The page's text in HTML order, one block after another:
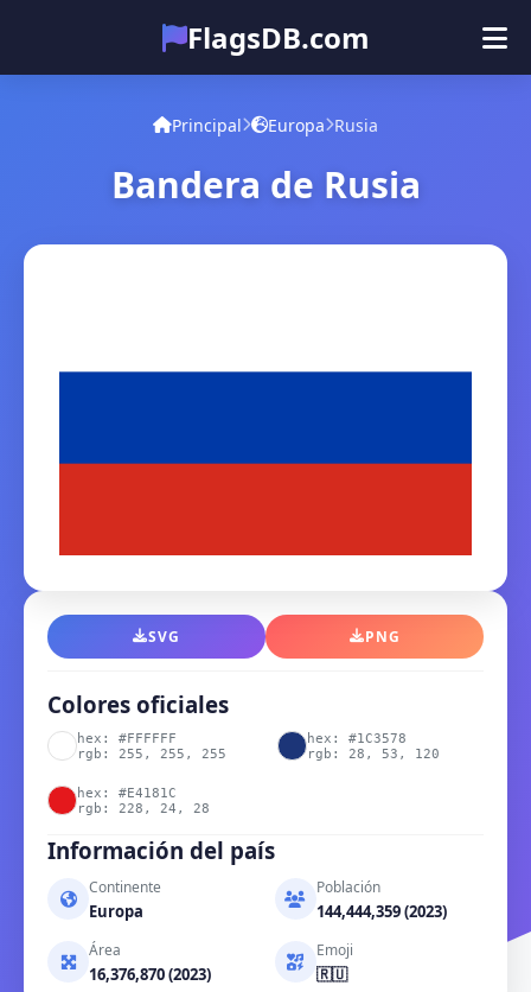
FlagsDB.com
Principal
Cuestionario
Principal Europa Rusia
Bandera de Rusia
SVG PNG
Colores oficiales
hex: #FFFFFF
rgb: 255, 255, 255
hex: #1C3578
rgb: 28, 53, 120
hex: #E4181C
rgb: 228, 24, 28
Información del país
Continente
Europa
Población
144,444,359 (2023)
Área
16,376,870 (2023)
Emoji
🇷🇺